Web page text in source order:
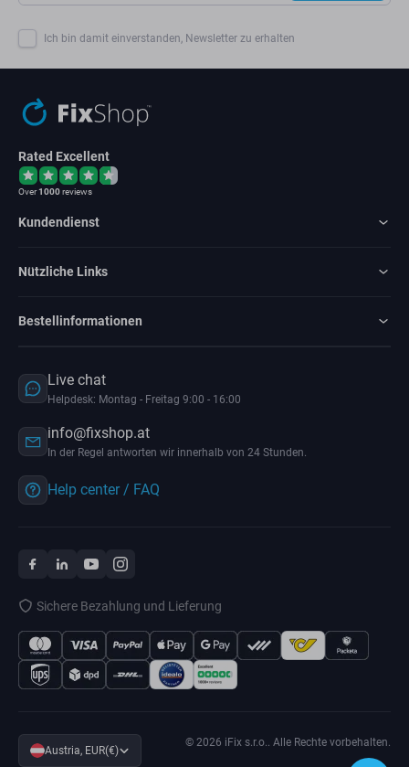
Ich bin damit einverstanden, Newsletter zu erhalten
Rated Excellent
Over1000reviews
Kundendienst
Nützliche Links
Bestellinformationen
Live chat
Helpdesk: Montag - Freitag 9:00 - 16:00
info@fixshop.at
In der Regel antworten wir innerhalb von 24 Stunden.
Help center / FAQ
Sichere Bezahlung und Lieferung
Austria, EUR(€)
© 2026 iFix s.r.o.. Alle Rechte vorbehalten.